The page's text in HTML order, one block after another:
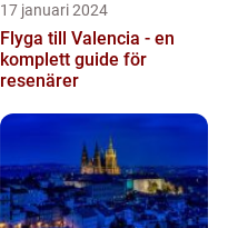
17 januari 2024
Flyga till Valencia - en
komplett guide för
resenärer